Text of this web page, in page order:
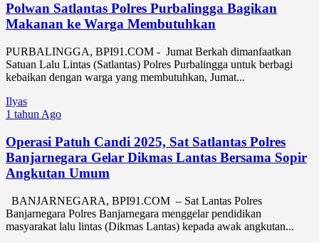
Polwan Satlantas Polres Purbalingga Bagikan
Makanan ke Warga Membutuhkan
PURBALINGGA, BPI91.COM - Jumat Berkah dimanfaatkan
Satuan Lalu Lintas (Satlantas) Polres Purbalingga untuk berbagi
kebaikan dengan warga yang membutuhkan, Jumat...
Ilyas
1 tahun Ago
Operasi Patuh Candi 2025, Sat Satlantas Polres
Banjarnegara Gelar Dikmas Lantas Bersama Sopir
Angkutan Umum
BANJARNEGARA, BPI91.COM – Sat Lantas Polres
Banjarnegara Polres Banjarnegara menggelar pendidikan
masyarakat lalu lintas (Dikmas Lantas) kepada awak angkutan...